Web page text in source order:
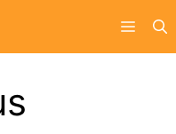
Menú